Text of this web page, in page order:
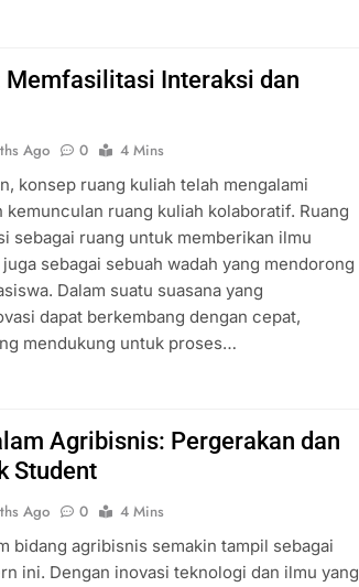
Interaksi dan
Ago 0
4 Mins
konsep ruang kuliah telah mengalami
kemunculan ruang kuliah kolaboratif. Ruang
sebagai ruang untuk memberikan ilmu
sebagai sebuah wadah yang mendorong
Dalam suatu suasana yang
dapat berkembang dengan cepat,
mendukung untuk proses…
Agribisnis: Pergerakan dan
Student
Ago 0
4 Mins
bidang agribisnis semakin tampil sebagai
ini. Dengan inovasi teknologi dan ilmu yang